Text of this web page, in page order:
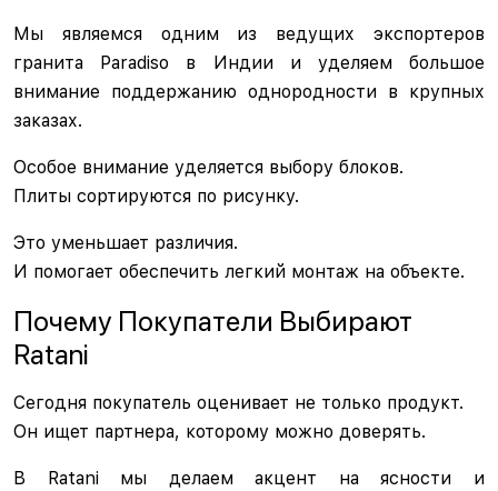
Мы являемся одним из ведущих экспортеров
гранита Paradiso в Индии и уделяем большое
внимание поддержанию однородности в крупных
заказах.
Особое внимание уделяется выбору блоков.
Плиты сортируются по рисунку.
Это уменьшает различия.
И помогает обеспечить легкий монтаж на объекте.
Почему Покупатели Выбирают
Ratani
Сегодня покупатель оценивает не только продукт.
Он ищет партнера, которому можно доверять.
В Ratani мы делаем акцент на ясности и